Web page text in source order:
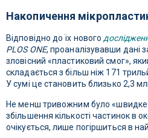
Накопичення
Відповідно до їх нового
PLOS ONE, проаналізувавши дані
зловісний «пластиковий смог»,
складається з більш ніж 171
У сумі це становить близько 2,3
Не менш тривожним було «швидке
збільшення кількості частинок в
очікується, лише погіршиться в